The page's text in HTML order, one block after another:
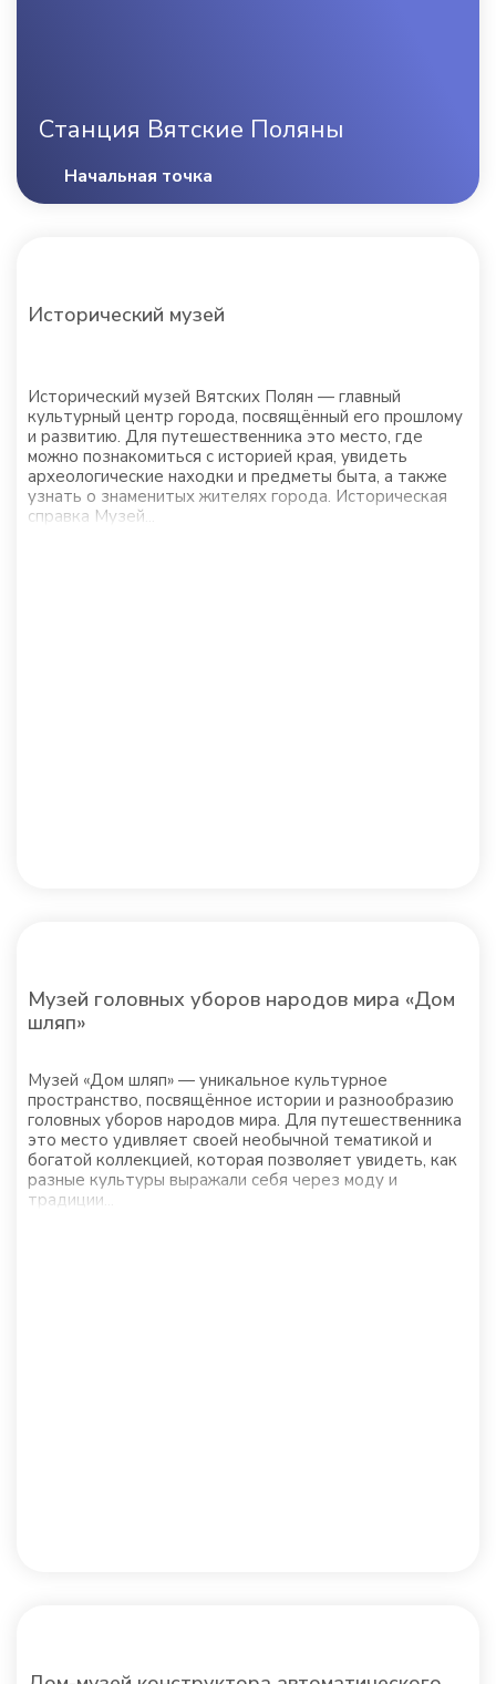
Станция Вятские Поляны
Начальная точка
Исторический музей
Исторический музей Вятских Полян — главный
культурный центр города, посвящённый его прошлому
и развитию. Для путешественника это место, где
можно познакомиться с историей края, увидеть
археологические находки и предметы быта, а также
узнать о знаменитых жителях города. Историческая
справка Музей...
Музей головных уборов народов мира «Дом
шляп»
Музей «Дом шляп» — уникальное культурное
пространство, посвящённое истории и разнообразию
головных уборов народов мира. Для путешественника
это место удивляет своей необычной тематикой и
богатой коллекцией, которая позволяет увидеть, как
разные культуры выражали себя через моду и
традиции...